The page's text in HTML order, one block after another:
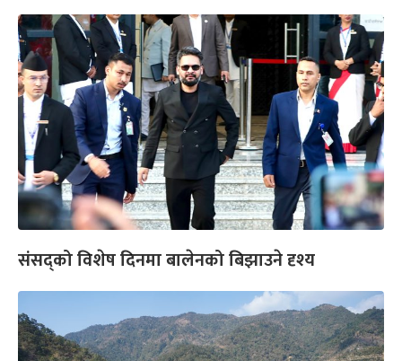
संसद्को विशेष दिनमा बालेनको बिझाउने दृश्य